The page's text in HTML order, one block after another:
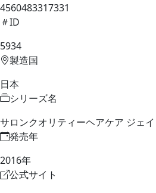
4560483317331
ID
5934
製造国
日本
シリーズ名
サロンクオリティーヘアケア ジェ
発売年
2016年
公式サイト